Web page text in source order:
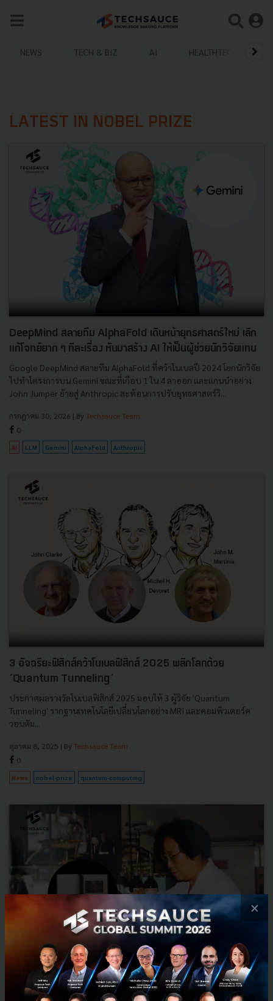
NEWS TECH & BIZ AI HEALTHTECH
LATEST IN NOBEL PRIZE
DeepMind สลายทีม AlphaFold เดินหน้ายุทธศาสตร์ใหม่ เลิก
แก้โจทย์ยาก ๆ ทีละเรื่อง หันมาสร้าง AI ให้เป็นผู้ช่วยนักวิจัยแทน
Google DeepMind สลายทีม AlphaFold ที่คว้าโนเบลปี 2024 โยกนักวิจัย
ไปทำโครงการบน Gemini ขณะที่เกือบ 1 ใน 4 ลาออก และแกนนำอย่าง
John Jumper ย้ายสู่ Anthropic สะท้อนการปรับยุทธศาสตร์วิ...
กรกฎาคม 30, 2026 | By Techsauce Team
0
AI LLM Gemini AlphaFold Anthropic
3 อัจฉริยะฟิสิกส์คว้าโนเบลฟิสิกส์ 2025 พลิกโลกด้วย
‘Quantum Tunneling’
ประกาศผลรางวัลโนเบลฟิสิกส์ 2025 มอบให้ 3 ผู้วิจัย 'Quantum
Tunneling' รากฐานเทคโนโลยีเปลี่ยนโลกอย่าง MRI และคอมพิวเตอร์ค
วอนตัม...
ตุลาคม 8, 2025 | By Techsauce Team
0
News nobel-prize quantum-computing
รู้จัก Tu Youyou คนจีนคนแรกที่ได้รางวัลโนเบล ผู้คิดค้นยา
×